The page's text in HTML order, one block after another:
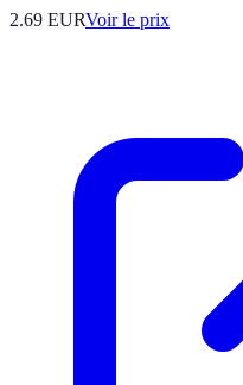
2.69 EURVoir le prix